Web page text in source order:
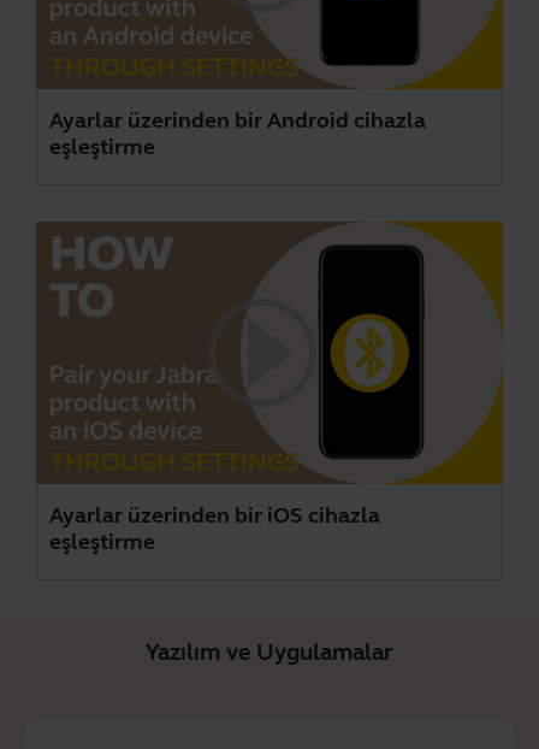
Ayarlar üzerinden bir Android cihazla
eşleştirme
Ayarlar üzerinden bir iOS cihazla
eşleştirme
Yazılım ve Uygulamalar